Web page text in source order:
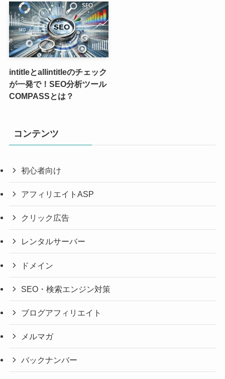
intitleとallintitleのチェック
が一発で！SEO分析ツール
COMPASSとは？
コンテンツ
初心者向け
アフィリエイトASP
クリック広告
レンタルサーバー
ドメイン
SEO・検索エンジン対策
ブログアフィリエイト
メルマガ
バックナンバー